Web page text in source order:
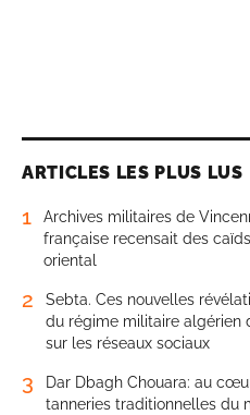
ARTICLES LES PLUS LUS
1
Archives militaires de
française recensait des
oriental
2
Sebta. Ces nouvelles
du régime militaire algérien
sur les réseaux sociaux
3
Dar Dbagh Chouara: au
tanneries traditionnelles du